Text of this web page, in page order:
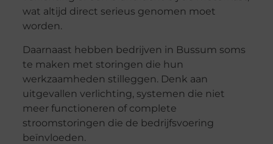
wat altijd direct serieus genomen moet
worden.
Daarnaast hebben bedrijven in Bussum soms
te maken met storingen die hun
werkzaamheden stilleggen. Denk aan
uitgevallen verlichting, systemen die niet
meer functioneren of complete
stroomstoringen die de bedrijfsvoering
beïnvloeden.